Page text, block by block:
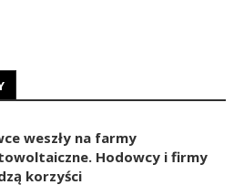
weszły na farmy
Hodowcy i firmy
korzyści